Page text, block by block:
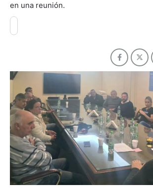
en una reunión.